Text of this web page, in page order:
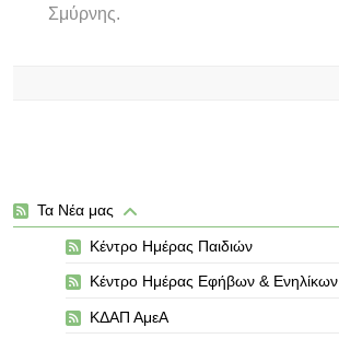
Σμύρνης.
Τα Νέα μας
Κέντρο Ημέρας Παιδιών
Κέντρο Ημέρας Εφήβων & Ενηλίκων
ΚΔΑΠ ΑμεΑ